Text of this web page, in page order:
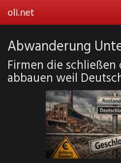
main
oli.net
Abwanderung
Firmen die
abbauen weil